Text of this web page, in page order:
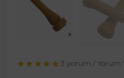
3 yorum /Yorum